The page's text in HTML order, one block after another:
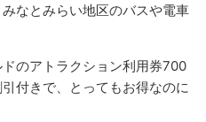
なとみらい地区のバスや電車
のアトラクション利用券700
付きで、とってもお得なのに